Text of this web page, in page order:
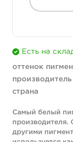
Есть на
оттенок
производитель
страна
Самый белый
производителя.
другими